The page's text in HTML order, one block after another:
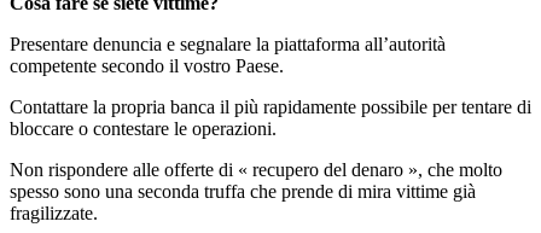
Presentare denuncia e segnalare la piattaforma all’autorità
competente secondo il vostro Paese.
Contattare la propria banca il più rapidamente possibile per tentare di
bloccare o contestare le operazioni.
Non rispondere alle offerte di « recupero del denaro », che molto
spesso sono una seconda truffa che prende di mira vittime già
fragilizzate.